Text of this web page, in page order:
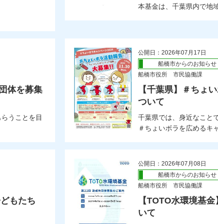
本基金は、千葉県内で地
体を募集
うことを目
公開日：2026年07月17日
船橋市からのお知らせ
船橋市役所 市民協働課
【千葉県】＃ちょ
ついて
千葉県では、身近なこと
＃ちょいボラを広めるキ
もたち
公開日：2026年07月08日
船橋市からのお知らせ
船橋市役所 市民協働課
【TOTO水環境基
いて